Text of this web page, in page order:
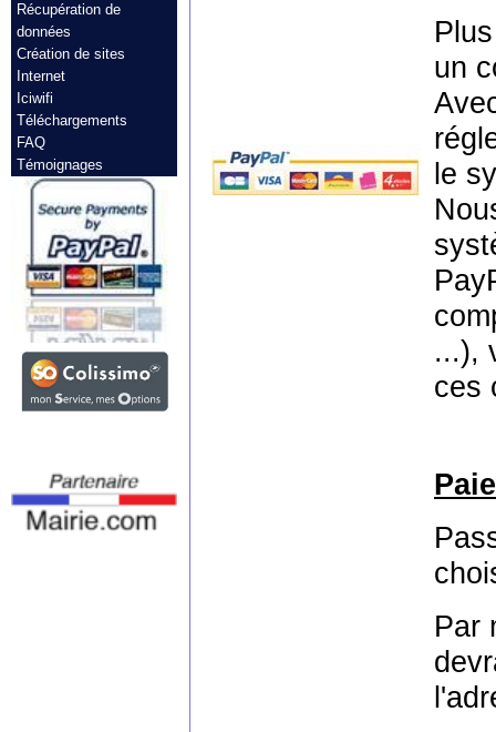
Récupération de
données
Création de sites
Internet
Iciwifi
Téléchargements
FAQ
Témoignages
un
le
...),
ces
Par